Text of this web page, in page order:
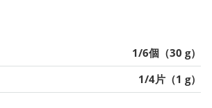
1/6個（30 g）
1/4片（1 g）